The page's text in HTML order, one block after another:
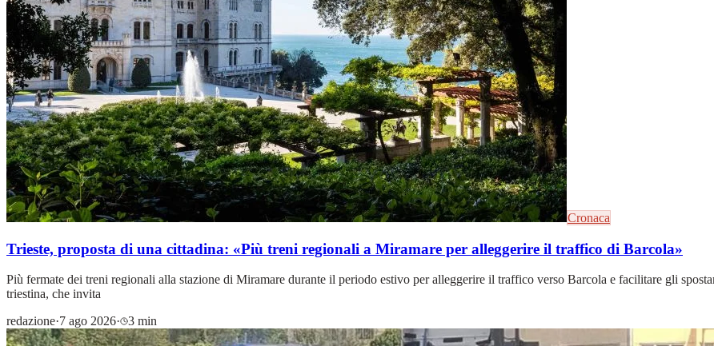
Cronaca
Trieste, proposta di una cittadina: «Più treni regionali a Miramare per alleggerire il traffico di Barcola»
Più fermate dei treni regionali alla stazione di Miramare durante il periodo estivo per alleggerire il traffico verso Barcola e facilitare gli
triestina, che invita
redazione·7 ago 2026· 3 min